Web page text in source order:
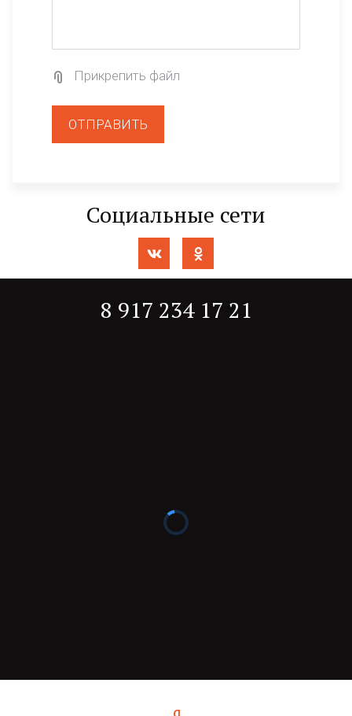
Прикрепить файл
ОТПРАВИТЬ
Социальные сети
8 917 234 17 21